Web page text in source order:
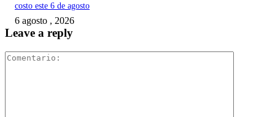
costo este 6 de agosto
6 agosto , 2026
Leave a reply